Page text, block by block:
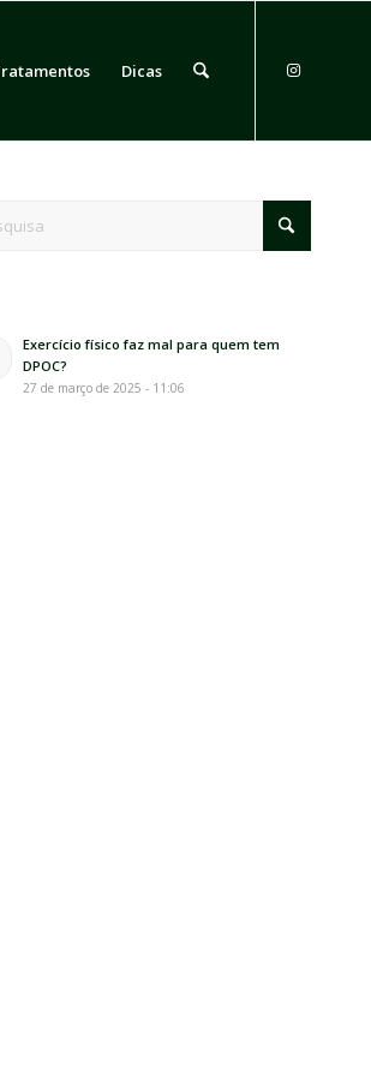
Dicas
Exercício físico faz mal para quem tem
DPOC?
27 de março de 2025 - 11:06